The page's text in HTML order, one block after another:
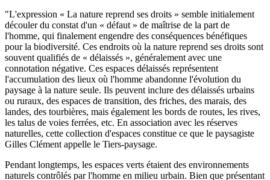
"L'expression « La nature reprend ses droits » semble initialement
découler du constat d'un « défaut » de maîtrise de la part de
l'homme, qui finalement engendre des conséquences bénéfiques
pour la biodiversité. Ces endroits où la nature reprend ses droits sont
souvent qualifiés de « délaissés », généralement avec une
connotation négative. Ces espaces délaissés représentent
l'accumulation des lieux où l'homme abandonne l'évolution du
paysage à la nature seule. Ils peuvent inclure des délaissés urbains
ou ruraux, des espaces de transition, des friches, des marais, des
landes, des tourbières, mais également les bords de routes, les rives,
les talus de voies ferrées, etc. En association avec les réserves
naturelles, cette collection d'espaces constitue ce que le paysagiste
Gilles Clément appelle le Tiers-paysage.
Pendant longtemps, les espaces verts étaient des environnements
naturels contrôlés par l'homme en milieu urbain. Bien que présentant